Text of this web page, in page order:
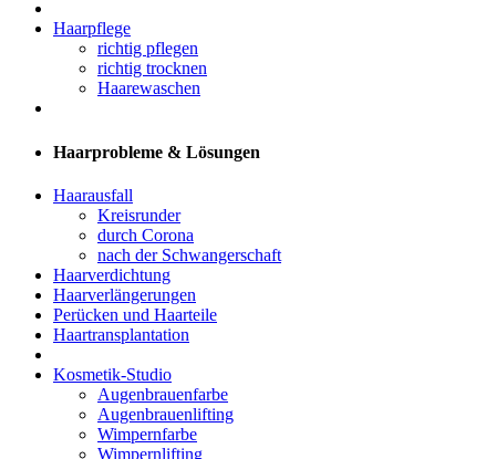
Haarpflege
richtig pflegen
richtig trocknen
Haarewaschen
Haarprobleme & Lösungen
Haarausfall
Kreisrunder
durch Corona
nach der Schwangerschaft
Haarverdichtung
Haarverlängerungen
Perücken und Haarteile
Haartransplantation
Kosmetik-Studio
Augenbrauenfarbe
Augenbrauenlifting
Wimpernfarbe
Wimpernlifting